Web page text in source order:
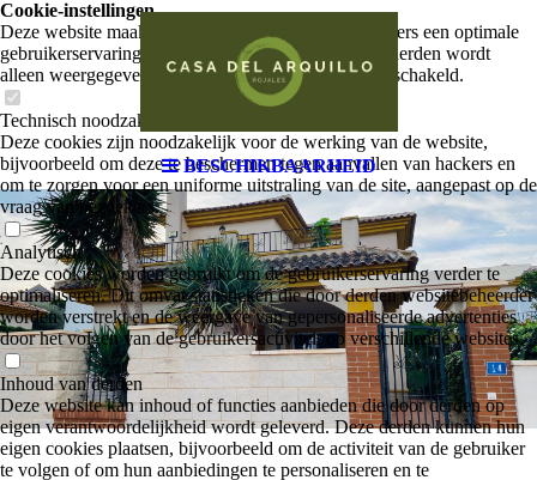
BESCHIKBAARHEID
Cookie-instellingen
Deze website maakt gebruik van cookies om bezoekers een optimale
gebruikerservaring te bieden. Bepaalde inhoud van derden wordt
alleen weergegeven als "Inhoud van derden" is ingeschakeld.
Technisch noodzakelijk
Deze cookies zijn noodzakelijk voor de werking van de website,
bijvoorbeeld om deze te beschermen tegen aanvallen van hackers en
om te zorgen voor een uniforme uitstraling van de site, aangepast op de
vraag van bezoekers.
Analytisch
Deze cookies worden gebruikt om de gebruikerservaring verder te
optimaliseren. Dit omvat statistieken die door derden websitebeheerder
worden verstrekt en de weergave van gepersonaliseerde advertenties
door het volgen van de gebruikersactiviteit op verschillende websites.
Inhoud van derden
Deze website kan inhoud of functies aanbieden die door derden op
eigen verantwoordelijkheid wordt geleverd. Deze derden kunnen hun
eigen cookies plaatsen, bijvoorbeeld om de activiteit van de gebruiker
te volgen of om hun aanbiedingen te personaliseren en te